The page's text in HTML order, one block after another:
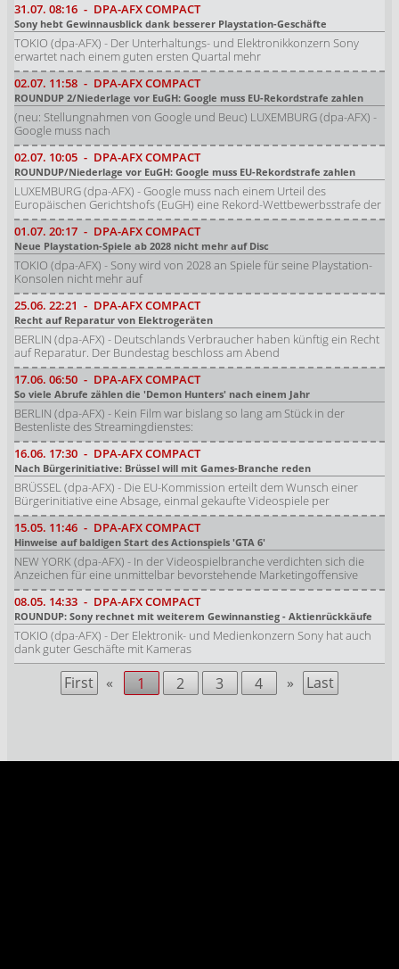
31.07. 08:16 - DPA-AFX COMPACT
Sony hebt Gewinnausblick dank besserer Playstation-Geschäfte
TOKIO (dpa-AFX) - Der Unterhaltungs- und Elektronikkonzern Sony
erwartet nach einem guten ersten Quartal mehr
02.07. 11:58 - DPA-AFX COMPACT
ROUNDUP 2/Niederlage vor EuGH: Google muss EU-Rekordstrafe zahlen
(neu: Stellungnahmen von Google und Beuc) LUXEMBURG (dpa-AFX) -
Google muss nach
02.07. 10:05 - DPA-AFX COMPACT
ROUNDUP/Niederlage vor EuGH: Google muss EU-Rekordstrafe zahlen
LUXEMBURG (dpa-AFX) - Google muss nach einem Urteil des
Europäischen Gerichtshofs (EuGH) eine Rekord-Wettbewerbsstrafe der
01.07. 20:17 - DPA-AFX COMPACT
Neue Playstation-Spiele ab 2028 nicht mehr auf Disc
TOKIO (dpa-AFX) - Sony wird von 2028 an Spiele für seine Playstation-
Konsolen nicht mehr auf
25.06. 22:21 - DPA-AFX COMPACT
Recht auf Reparatur von Elektrogeräten
BERLIN (dpa-AFX) - Deutschlands Verbraucher haben künftig ein Recht
auf Reparatur. Der Bundestag beschloss am Abend
17.06. 06:50 - DPA-AFX COMPACT
So viele Abrufe zählen die 'Demon Hunters' nach einem Jahr
BERLIN (dpa-AFX) - Kein Film war bislang so lang am Stück in der
Bestenliste des Streamingdienstes:
16.06. 17:30 - DPA-AFX COMPACT
Nach Bürgerinitiative: Brüssel will mit Games-Branche reden
BRÜSSEL (dpa-AFX) - Die EU-Kommission erteilt dem Wunsch einer
Bürgerinitiative eine Absage, einmal gekaufte Videospiele per
15.05. 11:46 - DPA-AFX COMPACT
Hinweise auf baldigen Start des Actionspiels 'GTA 6'
NEW YORK (dpa-AFX) - In der Videospielbranche verdichten sich die
Anzeichen für eine unmittelbar bevorstehende Marketingoffensive
08.05. 14:33 - DPA-AFX COMPACT
ROUNDUP: Sony rechnet mit weiterem Gewinnanstieg - Aktienrückkäufe
TOKIO (dpa-AFX) - Der Elektronik- und Medienkonzern Sony hat auch
dank guter Geschäfte mit Kameras
First « 1 2 3 4 » Last